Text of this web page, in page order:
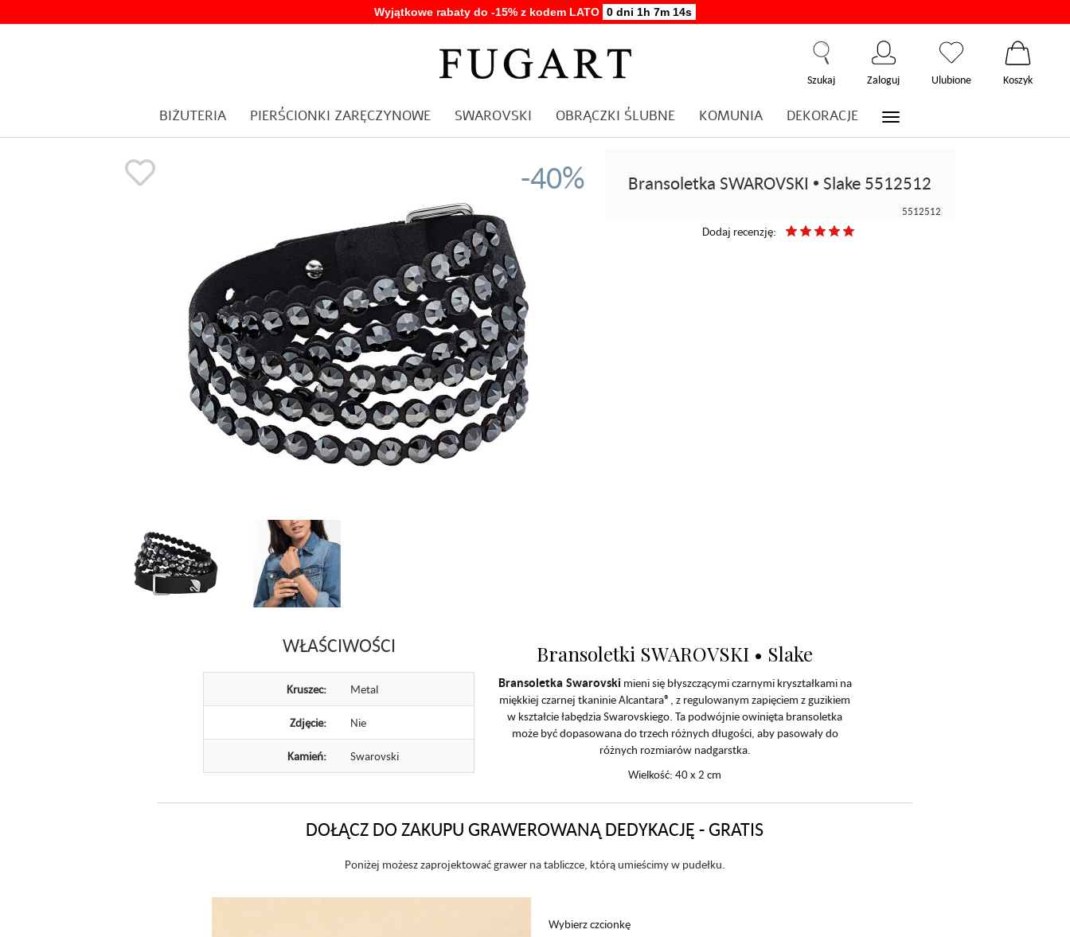
Wyjątkowe rabaty do -15% z kodem LATO 0 dni 1h 7m 13s
Szukaj Zaloguj Ulubione Koszyk
BIŻUTERIA PIERŚCIONKI ZARĘCZYNOWE SWAROVSKI OBRĄCZKI ŚLUBNE KOMUNIA DEKORACJE
-40% Bransoletka SWAROVSKI • Slake 5512512
5512512
Dodaj recenzję:
WŁAŚCIWOŚCI
Kruszec: Metal
Zdjęcie: Nie
Kamień: Swarovski
Bransoletki SWAROVSKI • Slake
Bransoletka Swarovski mieni się błyszczącymi czarnymi kryształkami na
miękkiej czarnej tkaninie Alcantara®, z regulowanym zapięciem z guzikiem
w kształcie łabędzia Swarovskiego. Ta podwójnie owinięta bransoletka
może być dopasowana do trzech różnych długości, aby pasowały do
różnych rozmiarów nadgarstka.
Wielkość: 40 x 2 cm
DOŁĄCZ DO ZAKUPU GRAWEROWANĄ DEDYKACJĘ - GRATIS
Poniżej możesz zaprojektować grawer na tabliczce, którą umieścimy w pudełku.
Wybierz czcionkę